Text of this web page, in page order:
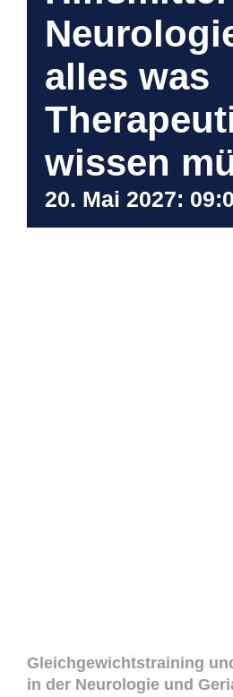
alles was
wissen
20. Mai 2027:
Gleichgewichtstraining
in der Neurologie und